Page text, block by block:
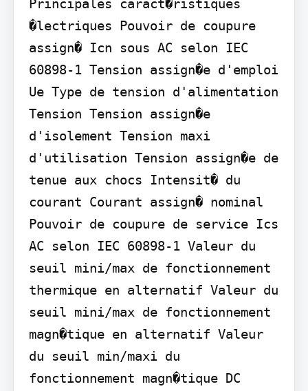
Principales caract�ristiques
�lectriques Pouvoir de coupure
assign� Icn sous AC selon IEC
60898-1 Tension assign�e d'emploi
Ue Type de tension d'alimentation
Tension Tension assign�e
d'isolement Tension maxi
d'utilisation Tension assign�e de
tenue aux chocs Intensit� du
courant Courant assign� nominal
Pouvoir de coupure de service Ics
AC selon IEC 60898-1 Valeur du
seuil mini/max de fonctionnement
thermique en alternatif Valeur du
seuil mini/max de fonctionnement
magn�tique en alternatif Valeur
du seuil min/maxi du
fonctionnement magn�tique DC